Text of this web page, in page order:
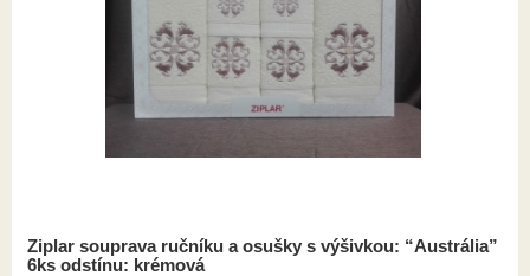
Ziplar souprava ručníku a osušky s výšivkou: “Austrália”
6ks odstínu: krémová